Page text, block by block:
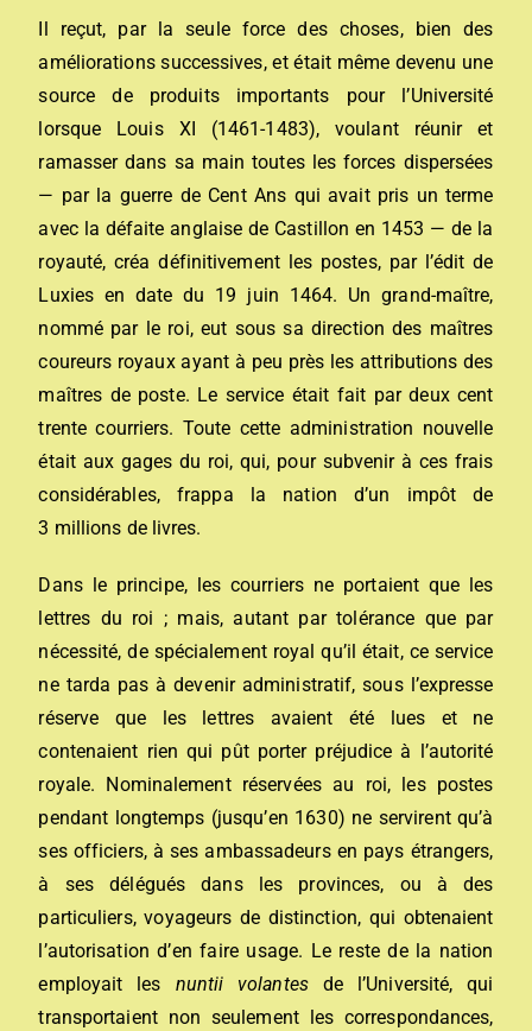
Il reçut, par la seule force des choses, bien des
améliorations successives, et était même devenu une
source de produits importants pour l’Université
lorsque Louis XI (1461-1483), voulant réunir et
ramasser dans sa main toutes les forces dispersées
— par la guerre de Cent Ans qui avait pris un terme
avec la défaite anglaise de Castillon en 1453 — de la
royauté, créa définitivement les postes, par l’édit de
Luxies en date du 19 juin 1464. Un grand-maître,
nommé par le roi, eut sous sa direction des maîtres
coureurs royaux ayant à peu près les attributions des
maîtres de poste. Le service était fait par deux cent
trente courriers. Toute cette administration nouvelle
était aux gages du roi, qui, pour subvenir à ces frais
considérables, frappa la nation d’un impôt de
3 millions de livres.
Dans le principe, les courriers ne portaient que les
lettres du roi ; mais, autant par tolérance que par
nécessité, de spécialement royal qu’il était, ce service
ne tarda pas à devenir administratif, sous l’expresse
réserve que les lettres avaient été lues et ne
contenaient rien qui pût porter préjudice à l’autorité
royale. Nominalement réservées au roi, les postes
pendant longtemps (jusqu’en 1630) ne servirent qu’à
ses officiers, à ses ambassadeurs en pays étrangers,
à ses délégués dans les provinces, ou à des
particuliers, voyageurs de distinction, qui obtenaient
l’autorisation d’en faire usage. Le reste de la nation
employait les nuntii volantesde l’Université, qui
transportaient non seulement les correspondances,